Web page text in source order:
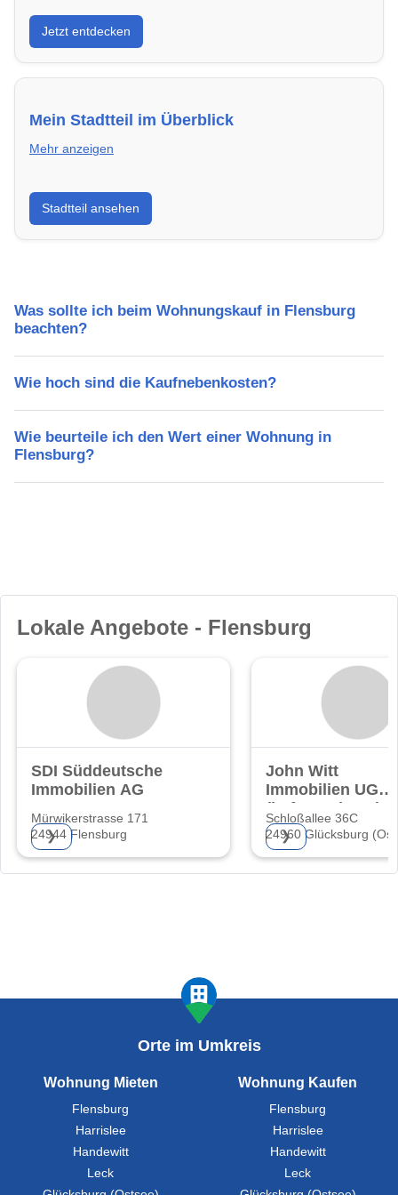
Entdecke Neubauprojekte in Flensburg – modern,
energieeffizient und sofort bezugsfertig.
Jetzt entdecken
Mein Stadtteil im Überblick
Mehr anzeigen
Erfahre mehr über deinen Stadtteil in Flensburg:
Lebensqualität, Verkehrsanbindung, Schulen,
Freizeitmöglichkeiten und Mietpreise.
Stadtteil ansehen
Was sollte ich beim Wohnungskauf in Flensburg
beachten?
Wie hoch sind die Kaufnebenkosten?
Wie beurteile ich den Wert einer Wohnung in
Flensburg?
Lokale Angebote - Flensburg
SDI Süddeutsche
Immobilien AG
Mürwikerstrasse 171
24944 Flensburg
❯
John Witt
Immobilien UG
Schloßallee 36C
24960 Glücksburg
❯
Orte im Umkreis
Wohnung Mieten
Flensburg
Harrislee
Handewitt
Leck
Wohnung Kaufen
Flensburg
Harrislee
Handewitt
Leck